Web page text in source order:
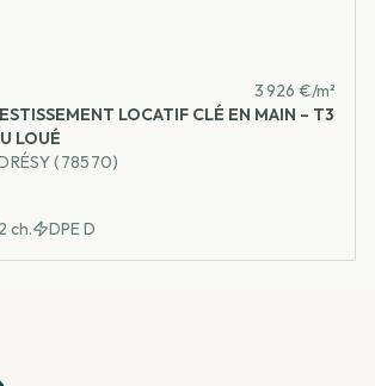
3 926 €/m²
LOCATIF CLÉ EN MAIN – T3
LOUÉ
(78570)
2 ch. DPED